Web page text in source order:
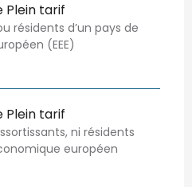
Plein tarif
résidents d’un pays de
(EEE)
Plein tarif
ni résidents
européen